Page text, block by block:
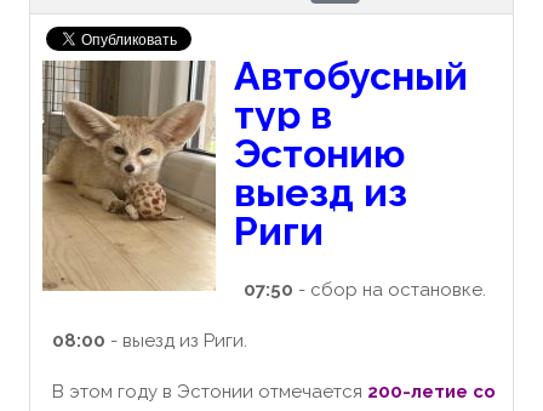
Автобусный
тур в
Эстонию
выезд из
Риги
07:50 - сбор на остановке.
08:00 - выезд из Риги.
В этом году в Эстонии отмечается 200-летие со